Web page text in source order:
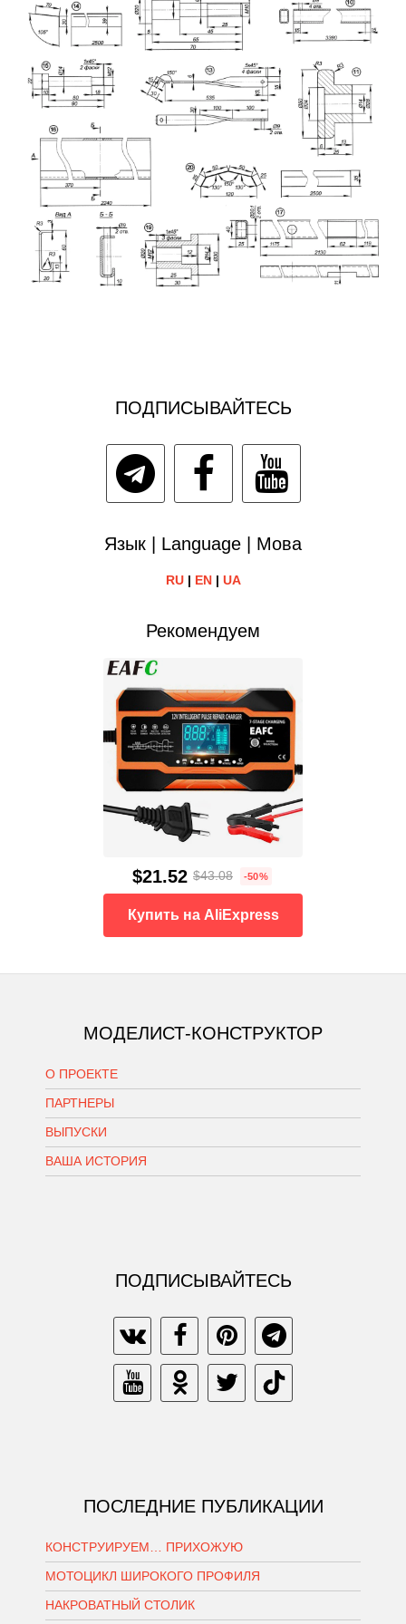
ПОДПИСЫВАЙТЕСЬ
Язык | Language | Мова
RU| EN| UA
Рекомендуем
$21.52 $43.08 -50%
Купить на AliExpress
МОДЕЛИСТ-КОНСТРУКТОР
О ПРОЕКТЕ
ПАРТНЕРЫ
ВЫПУСКИ
ВАША ИСТОРИЯ
ПОДПИСЫВАЙТЕСЬ
ПОСЛЕДНИЕ ПУБЛИКАЦИИ
КОНСТРУИРУЕМ… ПРИХОЖУЮ
МОТОЦИКЛ ШИРОКОГО ПРОФИЛЯ
НАКРОВАТНЫЙ СТОЛИК